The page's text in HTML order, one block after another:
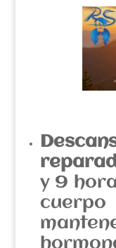
y 9